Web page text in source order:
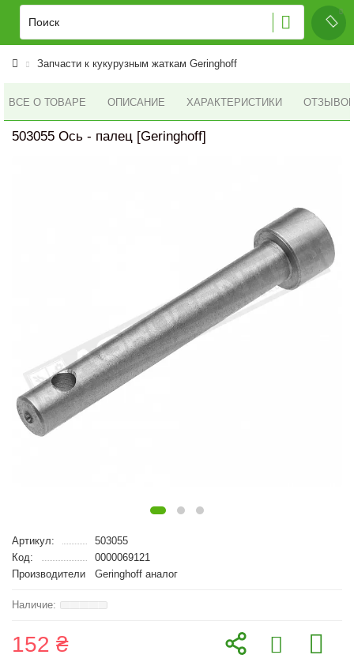
Запчасти к кукурузным жаткам Geringhoff
ВСЕ О ТОВАРЕ ОПИСАНИЕ ХАРАКТЕРИСТИКИ ОТЗЫВОВ
503055 Ось - палец [Geringhoff]
Артикул:
503055
Код:
0000069121
Производители
Geringhoff аналог
152 ₴